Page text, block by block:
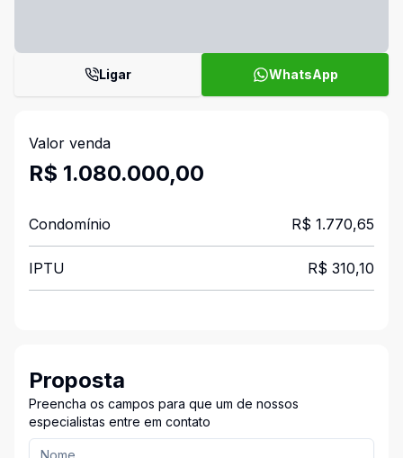
Ligar WhatsApp
Valor venda
R$ 1.080.000,00
Condomínio R$ 1.770,65
IPTU R$ 310,10
Proposta
Preencha os campos para que um de nossos
especialistas entre em contato